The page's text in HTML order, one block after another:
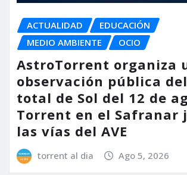
ACTUALIDAD
EDUCACIÓN
MEDIO AMBIENTE
OCIO
AstroTorrent organiza
observación pública
total de Sol del 12 de
Torrent en el Safranar
las vías del AVE
torrent al dia Ago 5, 2026